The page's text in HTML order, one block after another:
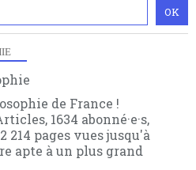
de France !
1634 abonné·e·s,
214 pages vues jusqu'à
apte à un plus grand